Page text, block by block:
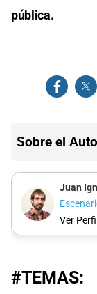
pública.
Sobre el
Juan
Ver Perfil
#TEMAS: